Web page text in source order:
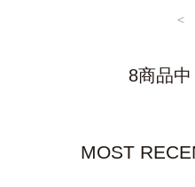
<
8商品
MOST